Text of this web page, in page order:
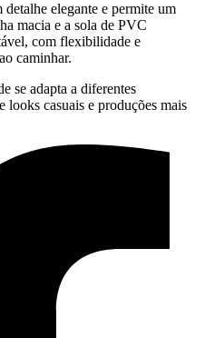
elegante e permite um
macia e a sola de PVC
com flexibilidade e
caminhar.
se adapta a diferentes
looks casuais e produções mais